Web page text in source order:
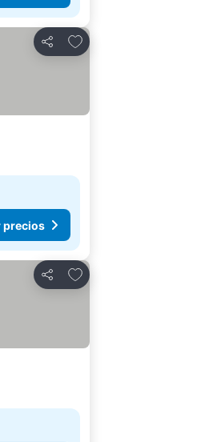
Compartir
Agregar a favoritos
precios
Compartir
Agregar a favoritos